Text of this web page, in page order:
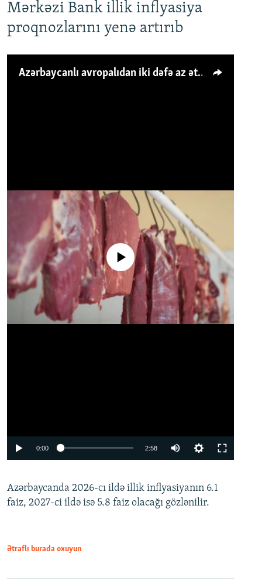
Mərkəzi Bank illik inflyasiya
proqnozlarını yenə artırıb
Azərbaycanlı avropalıdan iki dəfə az ət yeyir, amma... 'Qiymət artımı qaçılmazdır'
No media source currently available
0:00 2:58
360p
480p
Azərbaycanda 2026-cı ildə illik inflyasiyanın 6.1
faiz, 2027-ci ildə isə 5.8 faiz olacağı gözlənilir.
Ətraflı burada oxuyun